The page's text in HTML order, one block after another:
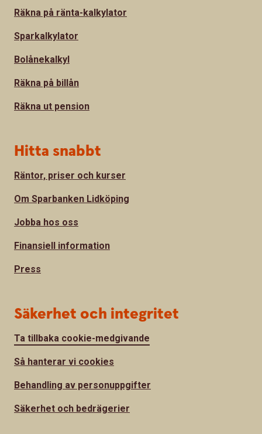
Räkna på ränta-kalkylator
Sparkalkylator
Bolånekalkyl
Räkna på billån
Räkna ut pension
Hitta snabbt
Räntor, priser och kurser
Om Sparbanken Lidköping
Jobba hos oss
Finansiell information
Press
Säkerhet och integritet
Ta tillbaka cookie-medgivande
Så hanterar vi cookies
Behandling av personuppgifter
Säkerhet och bedrägerier